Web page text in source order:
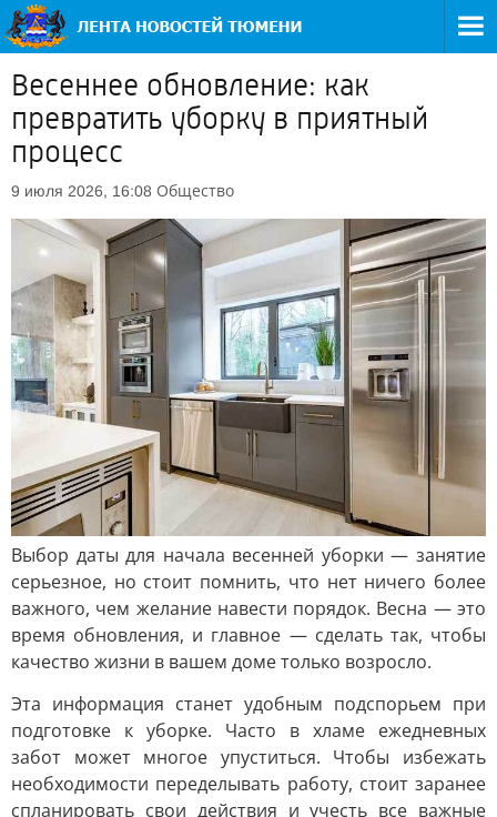
Весеннее обновление: как
превратить уборку в приятный
процесс
9 июля 2026, 16:08 Общество
Выбор даты для начала весенней уборки — занятие
серьезное, но стоит помнить, что нет ничего более
важного, чем желание навести порядок. Весна — это
время обновления, и главное — сделать так, чтобы
качество жизни в вашем доме только возросло.
Эта информация станет удобным подспорьем при
подготовке к уборке. Часто в хламе ежедневных
забот может многое упуститься. Чтобы избежать
необходимости переделывать работу, стоит заранее
спланировать свои действия и учесть все важные